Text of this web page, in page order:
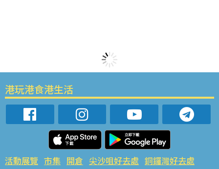
港玩港食港生活
活動展覽 市集 開倉 尖沙咀好去處 銅鑼灣好去處